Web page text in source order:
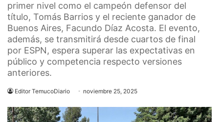
primer nivel como el campeón defensor del
título, Tomás Barrios y el reciente ganador de
Buenos Aires, Facundo Díaz Acosta. El evento,
además, se transmitirá desde cuartos de final
por ESPN, espera superar las expectativas en
público y competencia respecto versiones
anteriores.
Editor TemucoDiario noviembre 25, 2025